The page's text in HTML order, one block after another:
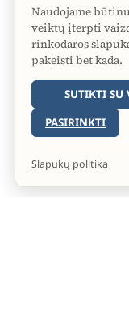
Naudojame
veiktų įterpti
rinkodaros
pakeisti bet kada.
SUTIKTI SU
PASIRINKTI
Slapukų politika